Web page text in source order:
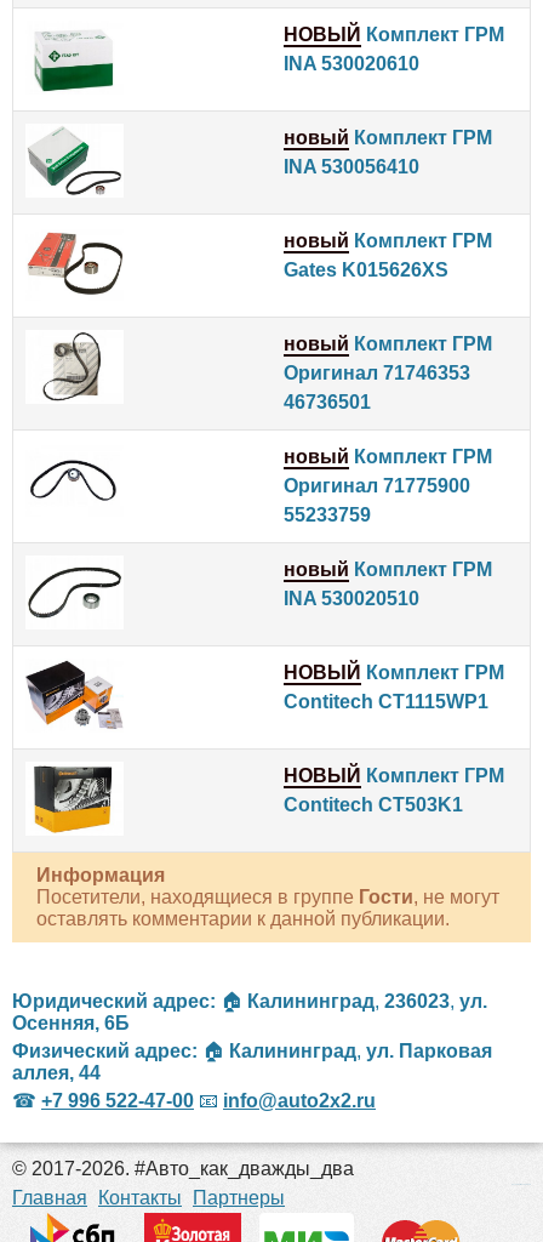
НОВЫЙ Комплект ГРМ
INA 530020610
новый Комплект ГРМ
INA 530056410
новый Комплект ГРМ
Gates K015626XS
новый Комплект ГРМ
Оригинал 71746353
46736501
новый Комплект ГРМ
Оригинал 71775900
55233759
новый Комплект ГРМ
INA 530020510
НОВЫЙ Комплект ГРМ
Contitech CT1115WP1
НОВЫЙ Комплект ГРМ
Contitech CT503K1
Информация
Посетители, находящиеся в группе Гости, не могут
оставлять комментарии к данной публикации.
Юридический адрес: 🏠 Калининград, 236023, ул.
Осенняя, 6Б
Физический адрес: 🏠 Калининград, ул. Парковая
аллея, 44
☎ +7 996 522-47-00 📧 info@auto2x2.ru
© 2017-2026. #Авто_как_дважды_два
Главная
Контакты Партнеры